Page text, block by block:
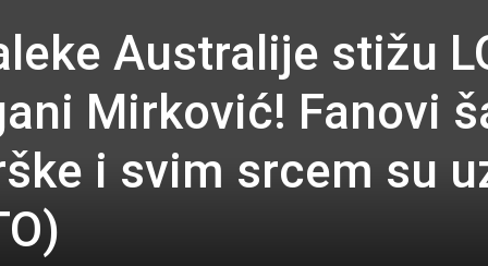
Australije stižu
Mirković! Fanovi
i svim srcem su